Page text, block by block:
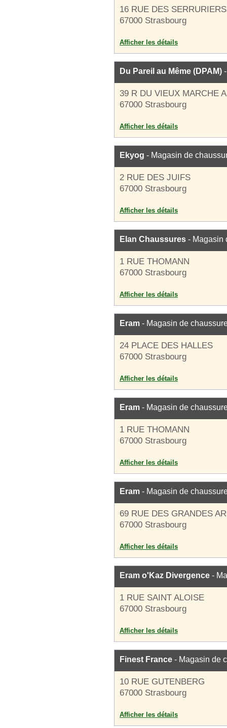
16 RUE DES SERRURIERS
67000 Strasbourg
Afficher les détails
Du Pareil au Même (DPAM)
39 R DU VIEUX MARCHE
67000 Strasbourg
Afficher les détails
Ekyog - Magasin de
2 RUE DES JUIFS
67000 Strasbourg
Afficher les détails
Elan Chaussures - Magasin
1 RUE THOMANN
67000 Strasbourg
Afficher les détails
Eram - Magasin de
24 PLACE DES HALLES
67000 Strasbourg
Afficher les détails
Eram - Magasin de
1 RUE THOMANN
67000 Strasbourg
Afficher les détails
Eram - Magasin de
69 RUE DES GRANDES
67000 Strasbourg
Afficher les détails
Eram o'Kaz Divergence -
1 RUE SAINT ALOISE
67000 Strasbourg
Afficher les détails
Finest France - Magasin de
10 RUE GUTENBERG
67000 Strasbourg
Afficher les détails